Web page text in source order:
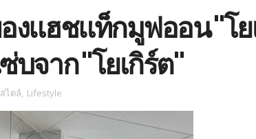
งแฮชแท็กมูฟออน "โย
บจาก "โยเกิร์ต"
ไตล์, Lifestyle